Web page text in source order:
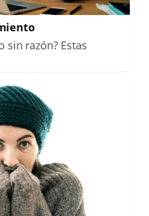
sin razón? Estas